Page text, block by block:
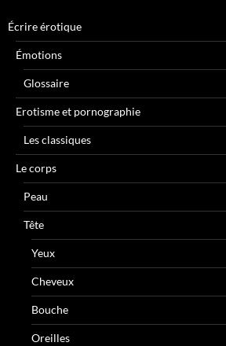
Écrire érotique
Émotions
Glossaire
Erotisme et pornographie
Les classiques
Le corps
Peau
Tête
Yeux
Cheveux
Bouche
Oreilles